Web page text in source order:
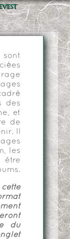
des
et
de
Il
les
du